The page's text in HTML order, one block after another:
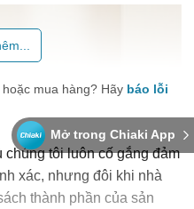
Mở trong Chiaki App
mua hàng? Hãy báo lỗi
chúng tôi luôn cố gắng đảm
xác, nhưng đôi khi nhà
thành phần của sản